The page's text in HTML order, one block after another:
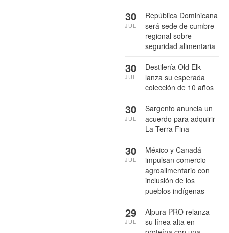
República Dominicana
será sede de cumbre
regional sobre
seguridad alimentaria
30
JUL
Destilería Old Elk
lanza su esperada
colección de 10 años
30
JUL
Sargento anuncia un
acuerdo para adquirir
La Terra Fina
30
JUL
México y Canadá
impulsan comercio
agroalimentario con
inclusión de los
pueblos indígenas
30
JUL
Alpura PRO relanza
su línea alta en
29
JUL